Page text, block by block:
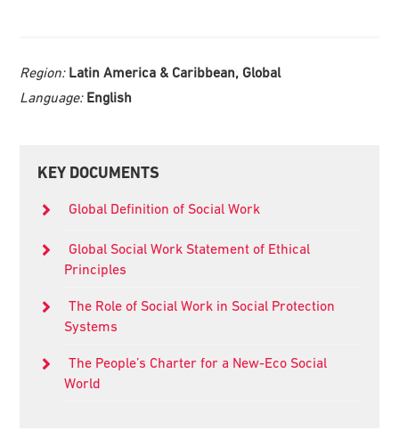
Region: Latin America & Caribbean, Global
Language: English
Primary
KEY DOCUMENTS
Global Definition of Social Work
Global Social Work Statement of Ethical
Principles
The Role of Social Work in Social Protection
Systems
The People’s Charter for a New-Eco Social
World